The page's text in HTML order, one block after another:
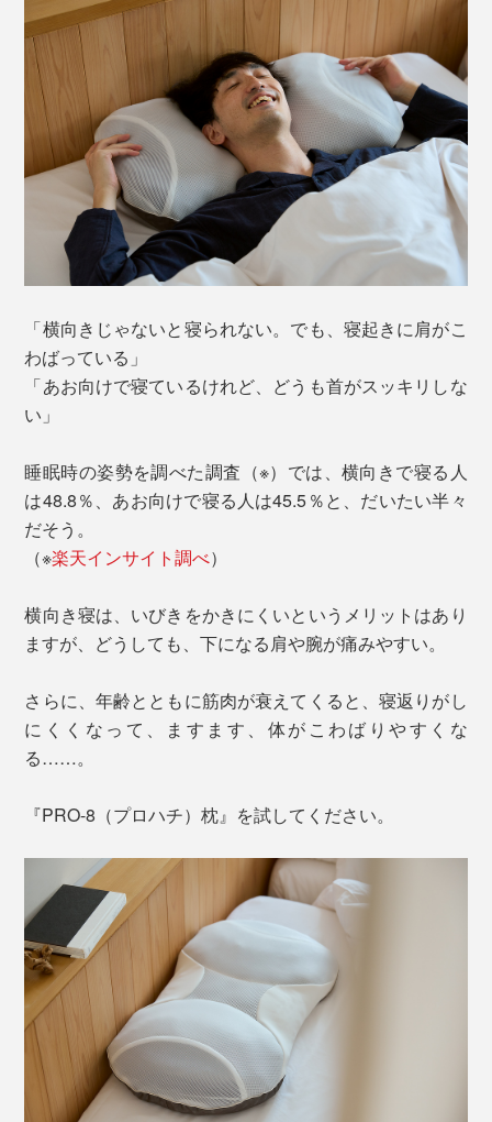
「横向きじゃないと寝られない。でも、寝起きに肩がこ
わばっている」
「あお向けで寝ているけれど、どうも首がスッキリしな
い」
睡眠時の姿勢を調べた調査（※）では、横向きで寝る人
は48.8％、あお向けで寝る人は45.5％と、だいたい半々
だそう。
（※楽天インサイト調べ）
横向き寝は、いびきをかきにくいというメリットはあり
ますが、どうしても、下になる肩や腕が痛みやすい。
さらに、年齢とともに筋肉が衰えてくると、寝返りがし
にくくなって、ますます、体がこわばりやすくな
る……。
『PRO-8（プロハチ）枕』を試してください。